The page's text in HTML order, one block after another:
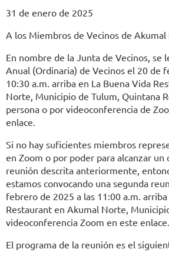
31 de enero de 2025
A los Miembros de Vecinos de
En nombre de la Junta de Vecinos, se
Anual (Ordinaria) de Vecinos el 20 de
10:30 a.m. arriba en La Buena Vida
Norte, Municipio de Tulum, Quintana
persona o por videoconferencia de
enlace.
Si no hay suficientes miembros
en Zoom o por poder para alcanzar un
reunión descrita anteriormente,
estamos convocando una segunda
febrero de 2025 a las 11:00 a.m.
Restaurant en Akumal Norte,
videoconferencia Zoom en este enlace.
El programa de la reunión es el